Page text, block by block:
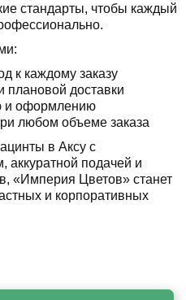
стандарты, чтобы каждый
к каждому заказу
плановой доставки
и оформлению
любом объеме заказа
в Аксу с
аккуратной подачей и
«Империя Цветов» станет
и корпоративных